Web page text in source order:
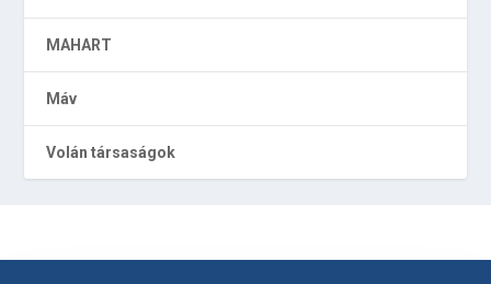
MAHART
Máv
Volán társaságok